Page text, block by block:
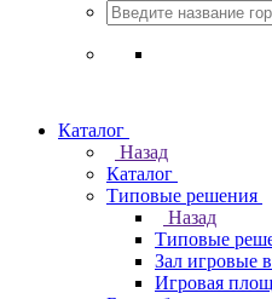
Каталог
Назад
Каталог
Типовые решения
Назад
Типовые
Зал игровые
Игровая